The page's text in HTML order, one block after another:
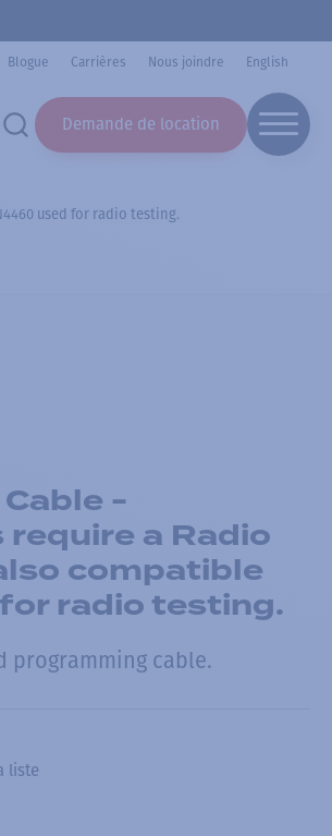
Blogue Carrières Nous joindre English
Demande de location
used for radio testing.
-
a Radio
compatible
radio testing.
programming cable.
liste